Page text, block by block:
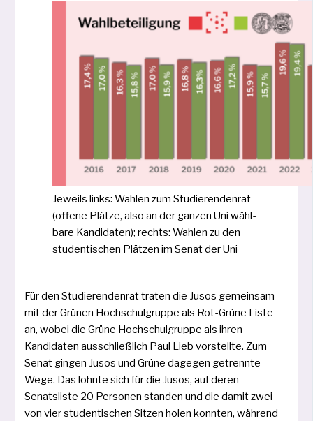
Jeweils links: Wahlen zum Studierendenrat
(offe­ne Plätze, also an der gan­zen Uni wähl­
ba­re Kandidaten); rechts: Wahlen zu den
stu­den­ti­schen Plätzen im Senat der Uni
Für den Studierendenrat tra­ten die Jusos gemein­sam
mit der Grünen Hochschulgruppe als Rot-Grüne Liste
an, wobei die Grüne Hochschulgruppe als ihren
Kandidaten aus­schließ­lich Paul Lieb vor­stell­te. Zum
Senat gin­gen Jusos und Grüne dage­gen getrenn­te
Wege. Das lohn­te sich für die Jusos, auf deren
Senatsliste 20 Personen stan­den und die damit zwei
von vier stu­den­ti­schen Sitzen holen konn­ten, wäh­rend